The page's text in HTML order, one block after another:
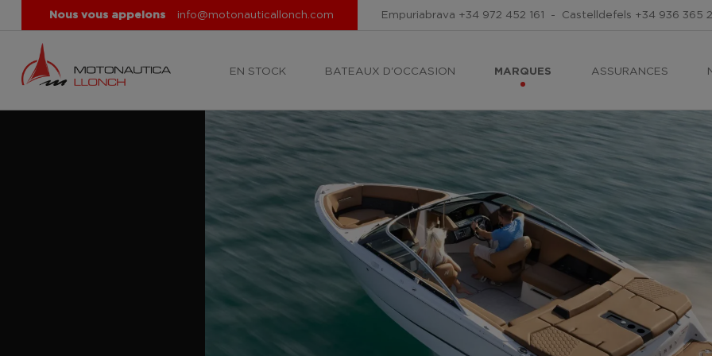
Nous vous appelons info@motonauticallonch.com Empuriabrava +34 972 452 161 - Castelldefels +34 936 365
EN STOCK BATEAUX D'OCCASION MARQUES ASSURANCES